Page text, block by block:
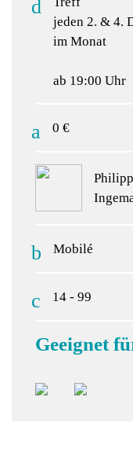
jeden 2. & 4.
im Monat
ab 19:00 Uhr
0 €
Mobilé
14 - 99
Geeignet